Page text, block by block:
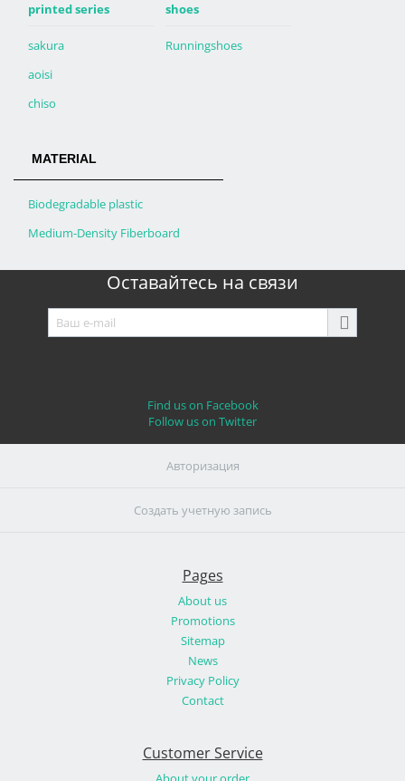
printed series
sakura
aoisi
chiso
shoes
Runningshoes
MATERIAL
Biodegradable plastic
Medium-Density Fiberboard
Оставайтесь на связи
Find us on Facebook
Follow us on Twitter
Авторизация
Создать учетную запись
Pages
About us
Promotions
Sitemap
News
Privacy Policy
Contact
Customer Service